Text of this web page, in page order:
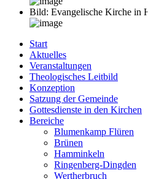
Bild: Evangelische Kirche in
Start
Aktuelles
Veranstaltungen
Theologisches Leitbild
Konzeption
Satzung der Gemeinde
Gottesdienste in den Kirchen
Bereiche
Blumenkamp Flüren
Brünen
Hamminkeln
Ringenberg-Dingden
Wertherbruch